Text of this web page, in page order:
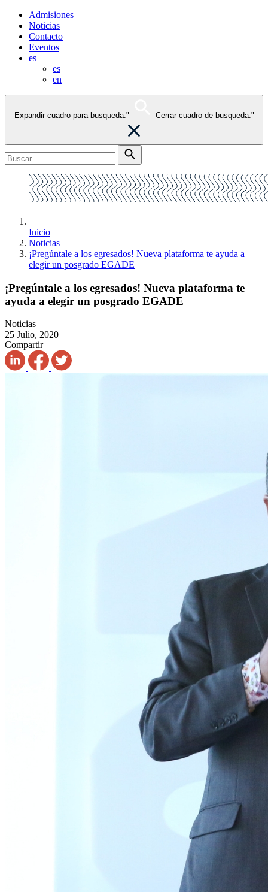
Admisiones
Noticias
Contacto
Eventos
es
es
en
Expandir cuadro para busqueda." Cerrar cuadro de busqueda."
Inicio
Noticias
¡Pregúntale a los egresados! Nueva plataforma te ayuda a
elegir un posgrado EGADE
¡Pregúntale a los egresados! Nueva plataforma te
ayuda a elegir un posgrado EGADE
Noticias
25 Julio, 2020
Compartir